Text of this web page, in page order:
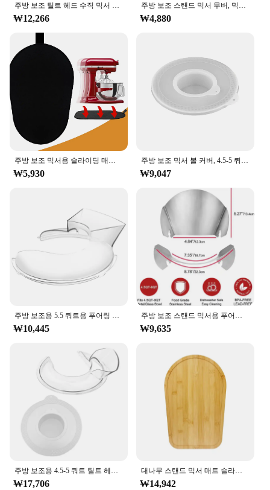
**Adaptable for Every Kitchen**
Whether you're a professional chef or a home cook,
the KitchenAid 5Q Tilt Head Mixer is an essential
addition to your culinary arsenal. Its performance
and property make it an indispensable tool for
baking enthusiasts, pastry chefs, and even those
who enjoy a bit of DIY cooking. The mixer's
adaptability extends to its availability through
wholesale vendors and suppliers, making it
accessible to a broad range of customers. Whether
you're looking to upgrade your home kitchen or
seeking a reliable piece of equipment for your
commercial establishment, this mixer is a reliable
choice for sale.
**Unmatched Versatility and Power**
The KitchenAid 5Q Tilt Head Mixer is a versatile
kitchen appliance that seamlessly blends
functionality with style. Designed for both the
novice and professional baker, this mixer's robust 5-
quart capacity ensures you can handle a variety of
recipes, from a simple cake batter to a complex
bread dough. The tilt-head design not only adds a
modern aesthetic to your kitchen but also makes it
effortless to add ingredients or switch between
attachments. Whether you're whipping up a batch of
cookies or kneading pizza dough, the mixer's
powerful motor ensures consistent results every
time.
The KitchenAid 5Q Tilt Head Mixer is engineered
for ease of use, with a user-friendly interface that
makes it accessible to everyone. The included flat
beater, dough hook, and wire whisk are all
dishwasher-safe, making cleanup a breeze. The
mixer's stainless steel construction is not only
durable but also ensures that your mixer remains a
sleek addition to your kitchen decor. The mixer's
lightweight design makes it easy to move around,
while its compact size doesn't compromise on
power, making it an ideal choice for small kitchens
or those with limited counter space.
**Adaptable for Every Occasion**
Beyond baking, the KitchenAid 5Q Tilt Head Mixer
is a versatile tool that can be used for a variety of
kitchen tasks. It's not just a mixer; it's a face
treatment tool that can be used for homemade masks
and scrubs. The mixer's powerful motor can handle
a range of textures, from smoothie blends to thick
facial masks. This mixer is a testament to
KitchenAid's commitment to creating products that
adapt to your lifestyle, making it a must-have for
any kitchen enthusiast.
주방 보조 틸트 헤드 수직 믹서 호환 실리콘 액세서리, 베이킹 경험 향상, 5.5-6 쿼트
₩12,266
주방 보조 스탠드 믹서 무버, 믹서 슬라이더 패드, 주방 보조 냄비 매트 액세서리, 주방 보조 장인과 호환 가능
₩4,880
주방 보조 믹서용 슬라이딩 매트, 무버 슬라이더 매트 패드 스탠드 믹서, 주방 가전 슬라이더 매트 호환 주방 액세서리
₩5,930
주방 보조 믹서 볼 커버, 4.5-5 쿼트 틸트 헤드 스탠드, 믹서 볼 커버 뚜껑, 1 개, 2 개
₩9,047
주방 보조용 5.5 쿼트용 푸어링 실드, 스테인레스 스틸 보울 리프트 스탠드, 믹서 액세서리, 스플래시 가드, 6, 7, 8 Qt
₩10,445
주방 보조 스탠드 믹서용 푸어링 슈트, 스테인리스 스틸 그릇, 프리미엄 스테인리스 스틸, 주방 보조 액세서리 및 부착물용
₩9,635
주방 보조용 4.5-5 쿼트 틸트 헤드 스탠드 믹서, 안전한 푸어링 쉴드 및 믹서 볼 커버, 믹서 스플래터 가드 뚜껑
₩17,706
대나무 스탠드 믹서 매트 슬라이더, 주방 보조 4.5-5 Qt 5K45SS 보관 무버 트레이
₩14,942